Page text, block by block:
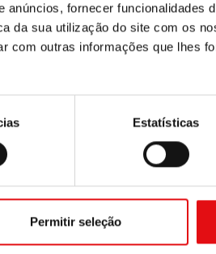
fornecer funcionalidades
da sua utilização do site com os
com outras informações que lhes
Estatísticas
Permitir seleção